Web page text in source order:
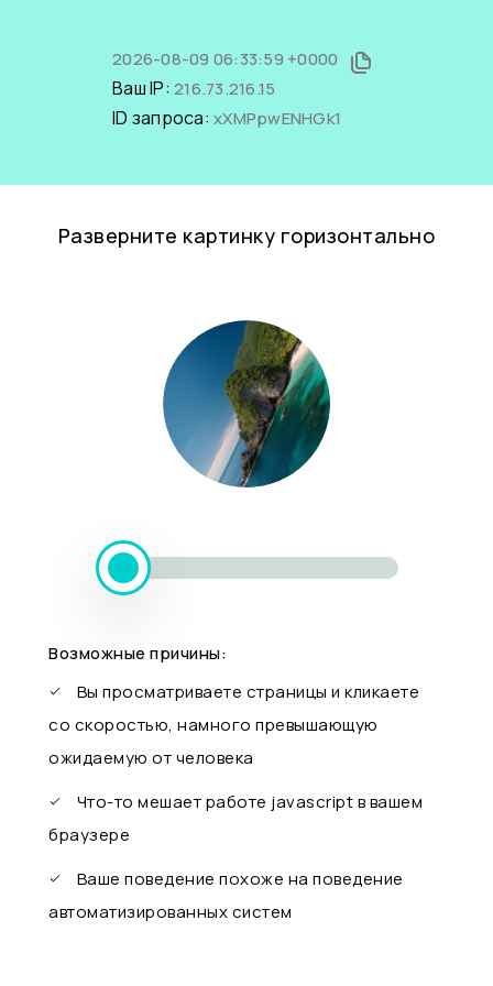
2026-08-09 06:33:59 +0000
Ваш IP: 216.73.216.15
ID запроса: xXMPpwENHGk1
Разверните картинку горизонтально
Возможные причины:
Вы просматриваете страницы и кликаете
со скоростью, намного превышающую
ожидаемую от человека
Что-то мешает работе javascript в вашем
браузере
Ваше поведение похоже на поведение
автоматизированных систем